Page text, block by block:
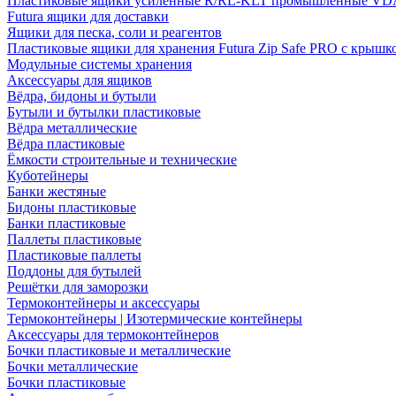
Futura ящики для доставки
Ящики для песка, соли и реагентов
Пластиковые ящики для хранения Futura Zip Safe PRO с
Модульные системы хранения
Аксессуары для ящиков
Вёдра, бидоны и бутыли
Бутыли и бутылки пластиковые
Вёдра металлические
Вёдра пластиковые
Ёмкости строительные и технические
Куботейнеры
Банки жестяные
Бидоны пластиковые
Банки пластиковые
Паллеты пластиковые
Пластиковые паллеты
Поддоны для бутылей
Решётки для заморозки
Термоконтейнеры и аксессуары
Термоконтейнеры | Изотермические контейнеры
Аксессуары для термоконтейнеров
Бочки пластиковые и металлические
Бочки металлические
Бочки пластиковые